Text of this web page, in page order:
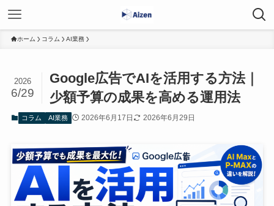
ホーム コラム AI業務
Google広告でAIを活用する方法｜
少額予算の成果を高める運用法
2026
6/29
コラム AI業務 2026年6月17日 2026年6月29日